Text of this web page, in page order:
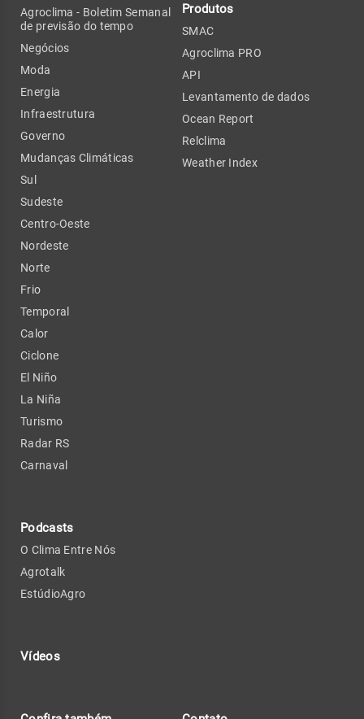
Agroclima - Boletim Semanal
de previsão do tempo
Negócios
Moda
Energia
Infraestrutura
Governo
Mudanças Climáticas
Sul
Sudeste
Centro-Oeste
Nordeste
Norte
Frio
Temporal
Calor
Ciclone
El Niño
La Niña
Turismo
Radar RS
Carnaval
Podcasts
O Clima Entre Nós
Agrotalk
EstúdioAgro
Vídeos
Produtos
SMAC
Agroclima PRO
API
Levantamento de dados
Ocean Report
Relclima
Weather Index